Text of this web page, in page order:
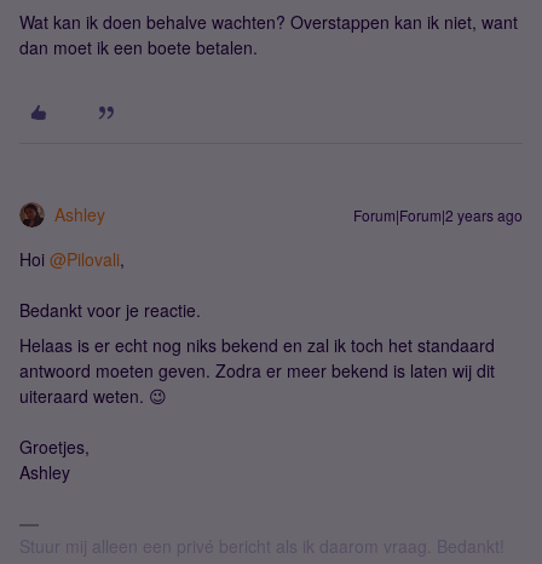
Wat kan ik doen behalve wachten? Overstappen kan ik niet, want
dan moet ik een boete betalen.
Ashley Forum|Forum|2 years ago
Hoi @Pilovali,
Bedankt voor je reactie.
Helaas is er echt nog niks bekend en zal ik toch het standaard
antwoord moeten geven. Zodra er meer bekend is laten wij dit
uiteraard weten. 😉
Groetjes,
Ashley
Stuur mij alleen een privé bericht als ik daarom vraag. Bedankt!